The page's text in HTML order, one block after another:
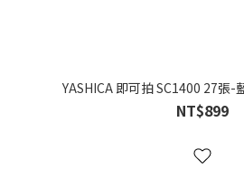
YASHICA 即可拍 SC1400 27張-
NT$899